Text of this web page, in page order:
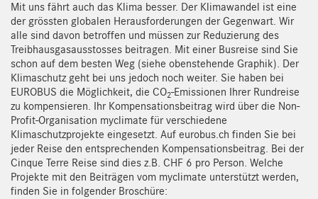
Mit uns fährt auch das Klima besser. Der Klimawandel ist eine
der grössten globalen Herausforderungen der Gegenwart. Wir
alle sind davon betroffen und müssen zur Reduzierung des
Treibhausgasausstosses beitragen. Mit einer Busreise sind Sie
schon auf dem besten Weg (siehe obenstehende Graphik). Der
Klimaschutz geht bei uns jedoch noch weiter. Sie haben bei
EUROBUS die Möglichkeit, die CO2-Emissionen Ihrer Rundreise
zu kompensieren. Ihr Kompensationsbeitrag wird über die Non-
Profit-Organisation myclimate für verschiedene
Klimaschutzprojekte eingesetzt. Auf eurobus.ch finden Sie bei
jeder Reise den entsprechenden Kompensationsbeitrag. Bei der
Cinque Terre Reise sind dies z.B. CHF 6 pro Person. Welche
Projekte mit den Beiträgen vom myclimate unterstützt werden,
finden Sie in folgender Broschüre: